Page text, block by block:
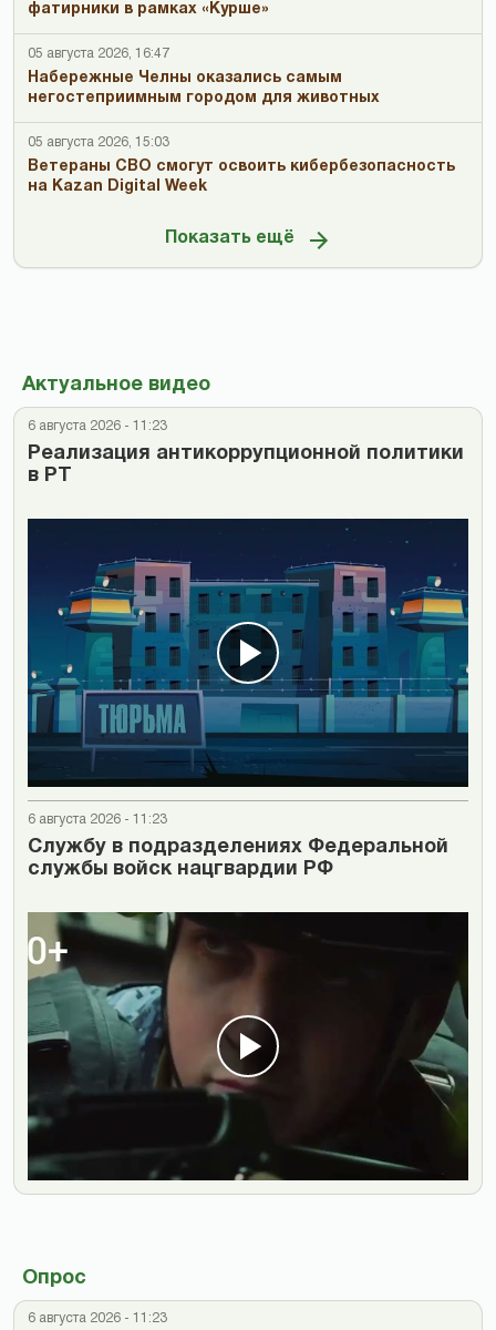
фатирники в рамках «Курше»
05 августа 2026, 16:47
Набережные Челны оказались самым
негостеприимным городом для животных
05 августа 2026, 15:03
Ветераны СВО смогут освоить кибербезопасность
на Kazan Digital Week
Показать ещё
Актуальное видео
6 августа 2026 - 11:23
Реализация антикоррупционной политики
в РТ
6 августа 2026 - 11:23
Cлужбу в подразделениях Федеральной
службы войск нацгвардии РФ
Опрос
6 августа 2026 - 11:23